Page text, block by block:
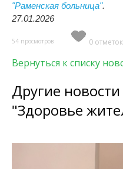
"Раменская больница".
27.01.2026
54 просмотров 0
Вернуться к списку
Другие
"Здоровье